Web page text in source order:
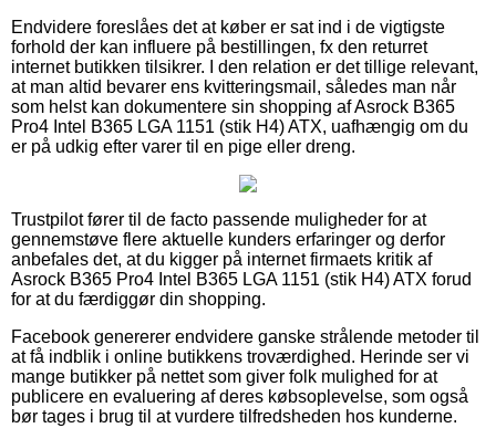
Endvidere foreslåes det at køber er sat ind i de vigtigste
forhold der kan influere på bestillingen, fx den returret
internet butikken tilsikrer. I den relation er det tillige relevant,
at man altid bevarer ens kvitteringsmail, således man når
som helst kan dokumentere sin shopping af Asrock B365
Pro4 Intel B365 LGA 1151 (stik H4) ATX, uafhængig om du
er på udkig efter varer til en pige eller dreng.
Trustpilot fører til de facto passende muligheder for at
gennemstøve flere aktuelle kunders erfaringer og derfor
anbefales det, at du kigger på internet firmaets kritik af
Asrock B365 Pro4 Intel B365 LGA 1151 (stik H4) ATX forud
for at du færdiggør din shopping.
Facebook genererer endvidere ganske strålende metoder til
at få indblik i online butikkens troværdighed. Herinde ser vi
mange butikker på nettet som giver folk mulighed for at
publicere en evaluering af deres købsoplevelse, som også
bør tages i brug til at vurdere tilfredsheden hos kunderne.